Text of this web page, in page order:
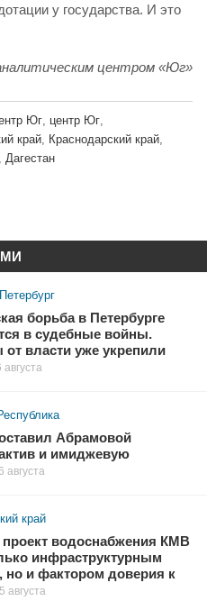
у государства. И это
центром «Юг»
Юг, центр Юг,
край, Краснодарский край,
, Дагестан
борьба в Петербурге
в судебные войны.
от власти уже укрепили
августа
Абрамовой
и имиджевую
августа
край
водоснабжения КМВ
инфраструктурным
и фактором доверия к
5 августа